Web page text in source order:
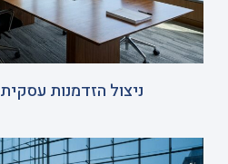
ניצול הזדמנות